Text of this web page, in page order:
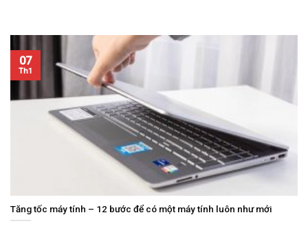
Tăng tốc máy tính – 12 bước để có một máy tính luôn như mới
07
Th1